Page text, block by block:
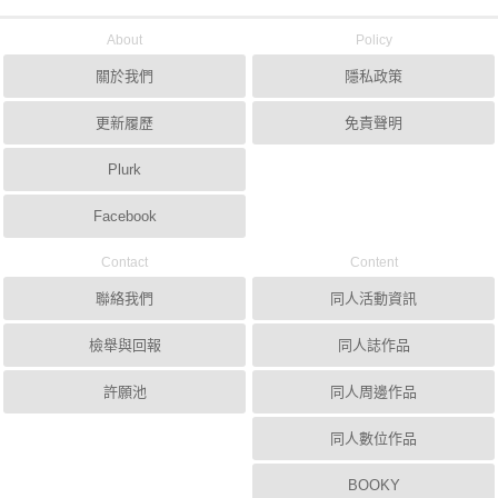
About
關於我們
更新履歷
Plurk
Facebook
Policy
隱私政策
免責聲明
Contact
聯絡我們
檢舉與回報
許願池
Content
同人活動資訊
同人誌作品
同人周邊作品
同人數位作品
BOOKY